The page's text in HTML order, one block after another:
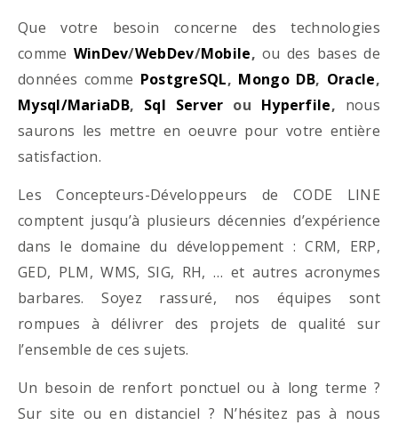
Que votre besoin concerne des technologies
comme WinDev/WebDev/Mobile, ou des bases de
données comme PostgreSQL, Mongo DB, Oracle,
Mysql/MariaDB, Sql Server ou Hyperfile, nous
saurons les mettre en oeuvre pour votre entière
satisfaction.
Les Concepteurs-Développeurs de CODE LINE
comptent jusqu’à plusieurs décennies d’expérience
dans le domaine du développement : CRM, ERP,
GED, PLM, WMS, SIG, RH, … et autres acronymes
barbares. Soyez rassuré, nos équipes sont
rompues à délivrer des projets de qualité sur
l’ensemble de ces sujets.
Un besoin de renfort ponctuel ou à long terme ?
Sur site ou en distanciel ? N’hésitez pas à nous